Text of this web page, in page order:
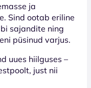
ja
Sind ootab eriline
sajandite ning
püsinud varjus.
uues hiilguses –
just nii